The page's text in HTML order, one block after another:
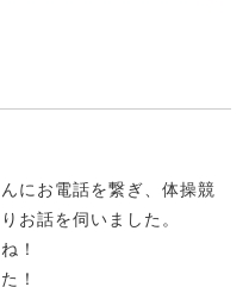
にお電話を繋ぎ、 体操競
お話を伺いました。
！
！